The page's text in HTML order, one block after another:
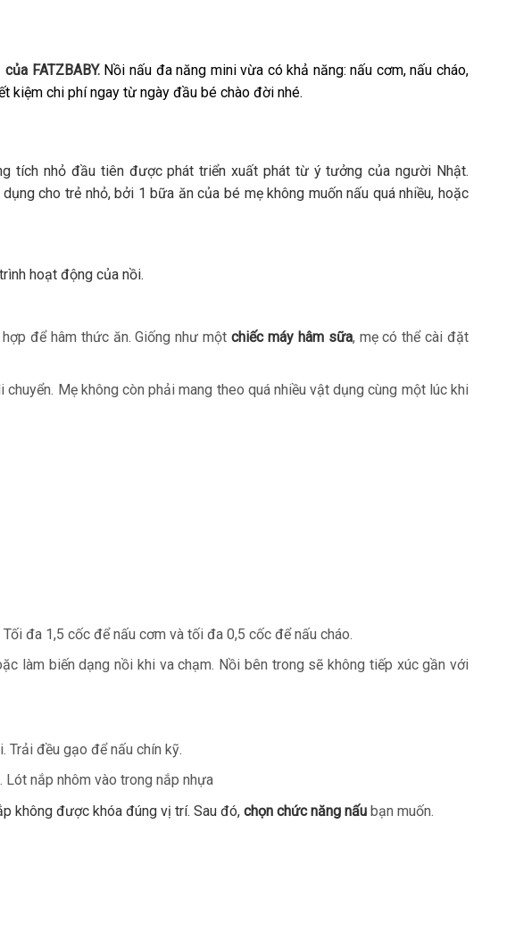
của FATZBABY.Nồi nấu đa năng mini vừa có khả năng: nấu cơm, nấu cháo,
kiệm chi phí ngay từ ngày đầu bé chào đời nhé.
tích nhỏ đầu tiên được phát triển xuất phát từ ý tưởng của người Nhật.
cho trẻ nhỏ, bởi 1 bữa ăn của bé mẹ không muốn nấu quá nhiều, hoặc
hoạt động của nồi.
để hâm thức ăn. Giống như mộtchiếc máy hâm sữa, mẹ có thể cài đặt
Mẹ không còn phải mang theo quá nhiều vật dụng cùng một lúc khi
đa 1,5 cốc để nấu cơm và tối đa 0,5 cốc để nấu cháo.
làm biến dạng nồi khi va chạm. Nồi bên trong sẽ không tiếp xúc gần với
đều gạo để nấu chín kỹ.
nắp nhôm vào trong nắp nhựa
không được khóa đúng vị trí. Sau đó, chọn chức năng nấubạn muốn.